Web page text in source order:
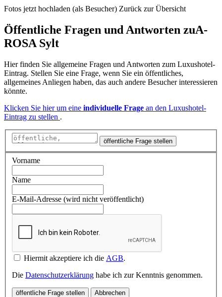
Fotos jetzt hochladen (als Besucher) Zurück zur Übersicht
Öffentliche Fragen und Antworten zuA-
ROSA Sylt
Hier finden Sie allgemeine Fragen und Antworten zum Luxushotel-
Eintrag. Stellen Sie eine Frage, wenn Sie ein öffentliches,
allgemeines Anliegen haben, das auch andere Besucher interessieren
könnte.
Klicken Sie hier um eine individuelle Frage an den Luxushotel-
Eintrag zu stellen .
öffentliche Frage stellen
Vorname
Name
E-Mail-Adresse (wird nicht veröffentlicht)
Hiermit akzeptiere ich die AGB.
Die Datenschutzerklärung habe ich zur Kenntnis genommen.
öffentliche Frage stellen Abbrechen